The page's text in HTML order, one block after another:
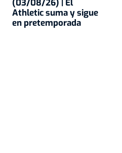
(03/08/26) | El
Athletic suma y sigue
en pretemporada